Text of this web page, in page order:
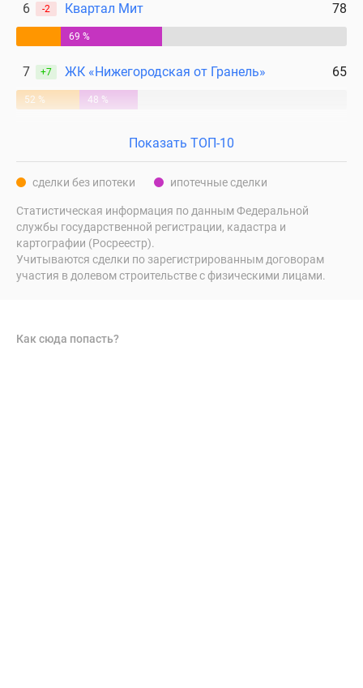
6 -2 Квартал Мит 78
69 %
7 +7 ЖК «Нижегородская от Гранель» 65
52 % 48 %
Показать ТОП-10
сделки без ипотеки ипотечные сделки
Статистическая информация по данным Федеральной
службы государственной регистрации, кадастра и
картографии (Росреестр).
Учитываются сделки по зарегистрированным договорам
участия в долевом строительстве с физическими лицами.
Как сюда попасть?